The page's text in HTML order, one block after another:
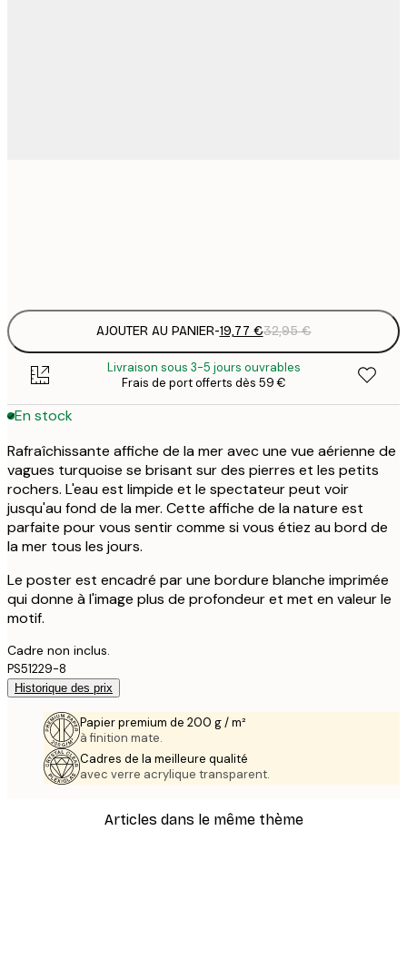
AJOUTER AU PANIER-19,77 €32,95 €
Livraison sous 3-5 jours ouvrables
Frais de port offerts dès 59 €
En stock
Rafraîchissante affiche de la mer avec une vue aérienne de
vagues turquoise se brisant sur des pierres et les petits
rochers. L'eau est limpide et le spectateur peut voir
jusqu'au fond de la mer. Cette affiche de la nature est
parfaite pour vous sentir comme si vous étiez au bord de
la mer tous les jours.
Le poster est encadré par une bordure blanche imprimée
qui donne à l'image plus de profondeur et met en valeur le
motif.
Cadre non inclus.
PS51229-8
Historique des prix
Papier premium de 200 g / m²
à finition mate.
Cadres de la meilleure qualité
avec verre acrylique transparent.
Articles dans le même thème